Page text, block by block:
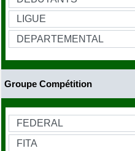
Groupe Compétition